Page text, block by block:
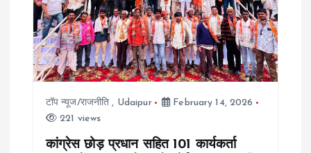
टॉप न्यूज/राजनीति , Udaipur
February 14, 2026
221 views
कांग्रेस छोड़ प्रधान सहित 101 कार्यकर्ता